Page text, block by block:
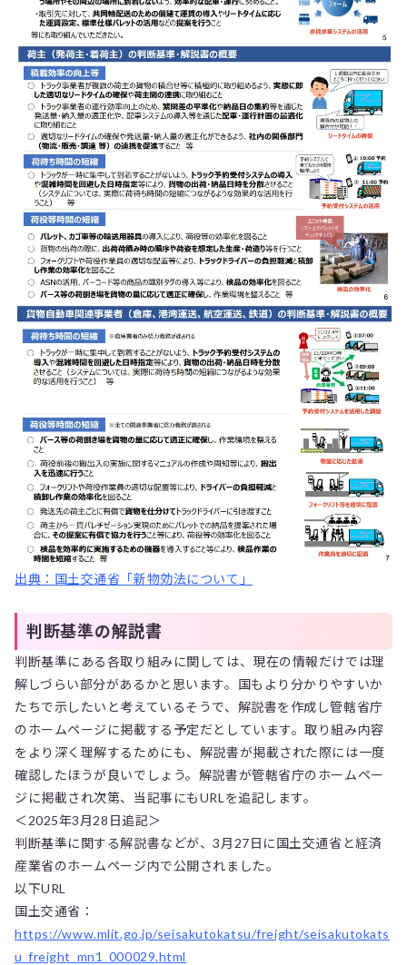
出典：国土交通省「新物効法について」
判断基準の解説書
判断基準にある各取り組みに関しては、現在の情報だけでは理
解しづらい部分があるかと思います。国もより分かりやすいか
たちで示したいと考えているそうで、解説書を作成し管轄省庁
のホームページに掲載する予定だとしています。取り組み内容
をより深く理解するためにも、解説書が掲載された際には一度
確認したほうが良いでしょう。解説書が管轄省庁のホームペー
ジに掲載され次第、当記事にもURLを追記します。
＜2025年3月28日追記＞
判断基準に関する解説書などが、3月27日に国土交通省と経済
産業省のホームページ内で公開されました。
以下URL
国土交通省：
https://www.mlit.go.jp/seisakutokatsu/freight/seisakutokats
u_freight_mn1_000029.html